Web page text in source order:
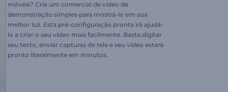
móveis? Crie um comercial de vídeo de
demonstração simples para mostrá-lo em sua
melhor luz. Esta pré-configuração pronta irá ajudá-
lo a criar o seu vídeo mais facilmente. Basta digitar
seu texto, enviar capturas de tela e seu vídeo estará
pronto literalmente em minutos.